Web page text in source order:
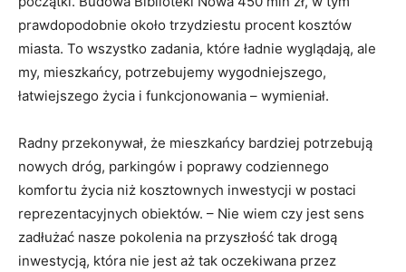
prawdopodobnie około trzydziestu procent kosztów
miasta. To wszystko zadania, które ładnie wyglądają, ale
my, mieszkańcy, potrzebujemy wygodniejszego,
łatwiejszego życia i funkcjonowania – wymieniał.
Radny przekonywał, że mieszkańcy bardziej potrzebują
nowych dróg, parkingów i poprawy codziennego
komfortu życia niż kosztownych inwestycji w postaci
reprezentacyjnych obiektów. – Nie wiem czy jest sens
zadłużać nasze pokolenia na przyszłość tak drogą
inwestycją, która nie jest aż tak oczekiwana przez